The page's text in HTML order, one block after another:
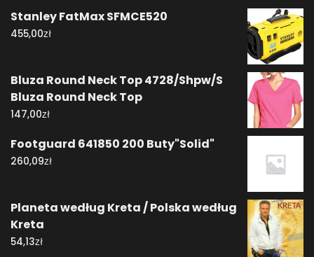
Stanley FatMax SFMCE520
455,00zł
Bluza Round Neck Top 4728/Shpw/S
Bluza Round Neck Top
147,00zł
Footguard 641850 200 Buty"Solid"
260,09zł
Planeta według Kreta / Polska według
Kreta
54,13zł